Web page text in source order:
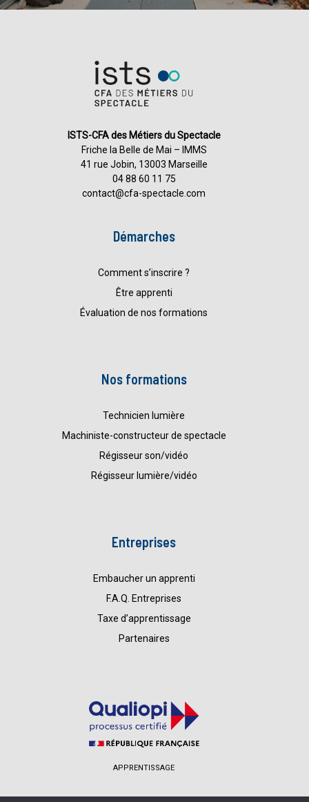
ISTS-CFA des Métiers du Spectacle
Friche la Belle de Mai – IMMS
41 rue Jobin, 13003 Marseille
04 88 60 11 75
contact@cfa-spectacle.com
Démarches
Comment s’inscrire ?
Être apprenti
Évaluation de nos formations
Nos formations
Technicien lumière
Machiniste-constructeur de spectacle
Régisseur son/vidéo
Régisseur lumière/vidéo
Entreprises
Embaucher un apprenti
F.A.Q. Entreprises
Taxe d’apprentissage
Partenaires
APPRENTISSAGE